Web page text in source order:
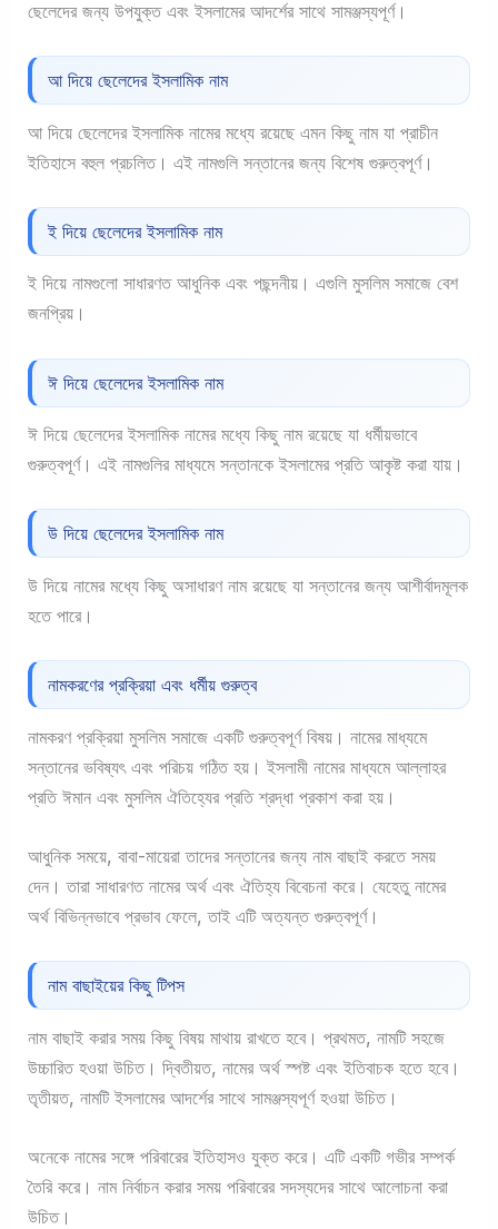
ছেলেদের জন্য উপযুক্ত এবং ইসলামের আদর্শের সাথে সামঞ্জস্যপূর্ণ।
আ দিয়ে ছেলেদের ইসলামিক নাম
আ দিয়ে ছেলেদের ইসলামিক নামের মধ্যে রয়েছে এমন কিছু নাম যা প্রাচীন
ইতিহাসে বহুল প্রচলিত। এই নামগুলি সন্তানের জন্য বিশেষ গুরুত্বপূর্ণ।
ই দিয়ে ছেলেদের ইসলামিক নাম
ই দিয়ে নামগুলো সাধারণত আধুনিক এবং পছন্দনীয়। এগুলি মুসলিম সমাজে বেশ
জনপ্রিয়।
ঈ দিয়ে ছেলেদের ইসলামিক নাম
ঈ দিয়ে ছেলেদের ইসলামিক নামের মধ্যে কিছু নাম রয়েছে যা ধর্মীয়ভাবে
গুরুত্বপূর্ণ। এই নামগুলির মাধ্যমে সন্তানকে ইসলামের প্রতি আকৃষ্ট করা যায়।
উ দিয়ে ছেলেদের ইসলামিক নাম
উ দিয়ে নামের মধ্যে কিছু অসাধারণ নাম রয়েছে যা সন্তানের জন্য আশীর্বাদমূলক
হতে পারে।
নামকরণের প্রক্রিয়া এবং ধর্মীয় গুরুত্ব
নামকরণ প্রক্রিয়া মুসলিম সমাজে একটি গুরুত্বপূর্ণ বিষয়। নামের মাধ্যমে
সন্তানের ভবিষ্যৎ এবং পরিচয় গঠিত হয়। ইসলামী নামের মাধ্যমে আল্লাহর
প্রতি ঈমান এবং মুসলিম ঐতিহ্যের প্রতি শ্রদ্ধা প্রকাশ করা হয়।
আধুনিক সময়ে, বাবা-মায়েরা তাদের সন্তানের জন্য নাম বাছাই করতে সময়
দেন। তারা সাধারণত নামের অর্থ এবং ঐতিহ্য বিবেচনা করে। যেহেতু নামের
অর্থ বিভিন্নভাবে প্রভাব ফেলে, তাই এটি অত্যন্ত গুরুত্বপূর্ণ।
নাম বাছাইয়ের কিছু টিপস
নাম বাছাই করার সময় কিছু বিষয় মাথায় রাখতে হবে। প্রথমত, নামটি সহজে
উচ্চারিত হওয়া উচিত। দ্বিতীয়ত, নামের অর্থ স্পষ্ট এবং ইতিবাচক হতে হবে।
তৃতীয়ত, নামটি ইসলামের আদর্শের সাথে সামঞ্জস্যপূর্ণ হওয়া উচিত।
অনেকে নামের সঙ্গে পরিবারের ইতিহাসও যুক্ত করে। এটি একটি গভীর সম্পর্ক
তৈরি করে। নাম নির্বাচন করার সময় পরিবারের সদস্যদের সাথে আলোচনা করা
উচিত।